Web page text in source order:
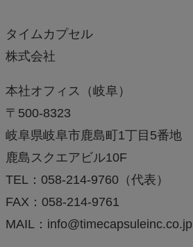
タイムカプセル
株式会社
本社オフィス（岐阜）
〒500-8323
岐阜県岐阜市鹿島町1丁目5番地
鹿島スクエアビル10F
TEL：058-214-9760（代表）
FAX：058-214-9761
MAIL：info@timecapsuleinc.co.jp